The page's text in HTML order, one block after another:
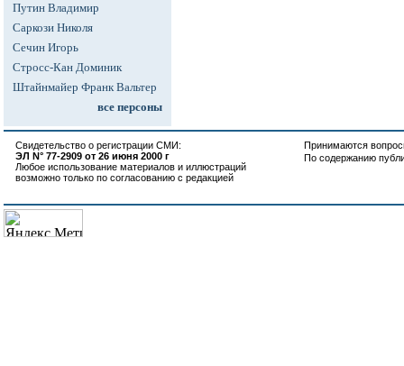
Путин Владимир
Саркози Николя
Сечин Игорь
Стросс-Кан Доминик
Штайнмайер Франк Вальтер
все персоны
Свидетельство о регистрации СМИ:
ЭЛ N° 77-2909 от 26 июня 2000 г
Любое использование материалов и иллюстраций
возможно только по согласованию с редакцией
Принимаются
По содержанию